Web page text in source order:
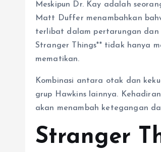
Meskipun Dr. Kay adalah
Matt Duffer menambahkan
terlibat dalam pertarungan dan
Stranger Things** tidak hanya
mematikan.
Kombinasi antara otak dan
grup Hawkins lainnya.
akan menambah ketegangan
Stranger